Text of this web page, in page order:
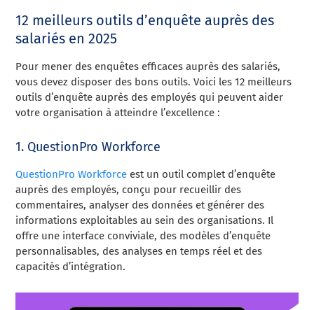
12 meilleurs outils d’enquête auprès des
salariés en 2025
Pour mener des enquêtes efficaces auprès des salariés,
vous devez disposer des bons outils. Voici les 12 meilleurs
outils d’enquête auprès des employés qui peuvent aider
votre organisation à atteindre l’excellence :
1. QuestionPro Workforce
QuestionPro Workforce est un outil complet d’enquête
auprès des employés, conçu pour recueillir des
commentaires, analyser des données et générer des
informations exploitables au sein des organisations. Il
offre une interface conviviale, des modèles d’enquête
personnalisables, des analyses en temps réel et des
capacités d’intégration.